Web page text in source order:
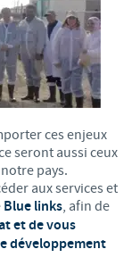
ces enjeux
seront aussi ceux
pays.
aux services et
Blue links, afin de
et de vous
développement